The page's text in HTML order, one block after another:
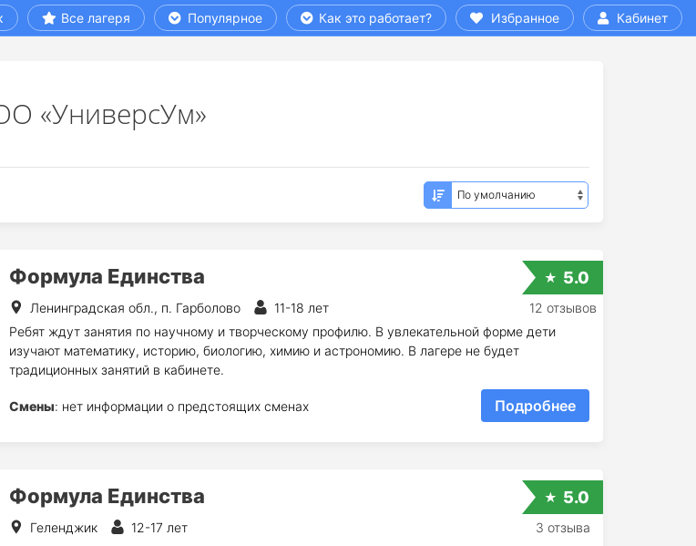
Все лагеря Популярное Как это работает? Избранное Кабинет
«УниверсУм»
Формула Единства
Ленинградская обл., п. Гарболово
11-18 лет
Ребят ждут занятия по научному и творческому профилю. В увлекательной форме дети
изучают математику, историю, биологию, химию и астрономию. В лагере не будет
традиционных занятий в кабинете.
Смены: нет информации о предстоящих сменах Подробнее
5.0
12 отзывов
Формула Единства
Геленджик
12-17 лет
5.0
3 отзыва